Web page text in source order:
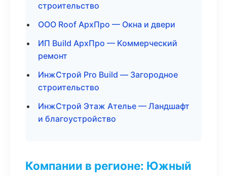
строительство
ООО Roof АрхПро — Окна и двери
ИП Build АрхПро — Коммерческий
ремонт
ИнжСтрой Pro Build — Загородное
строительство
ИнжСтрой Этаж Ателье — Ландшафт
и благоустройство
Компании в регионе: Южный